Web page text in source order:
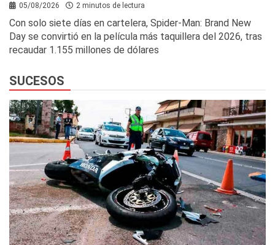
05/08/2026 2 minutos de lectura
Con solo siete días en cartelera, Spider-Man: Brand New
Day se convirtió en la película más taquillera del 2026, tras
recaudar 1.155 millones de dólares
SUCESOS